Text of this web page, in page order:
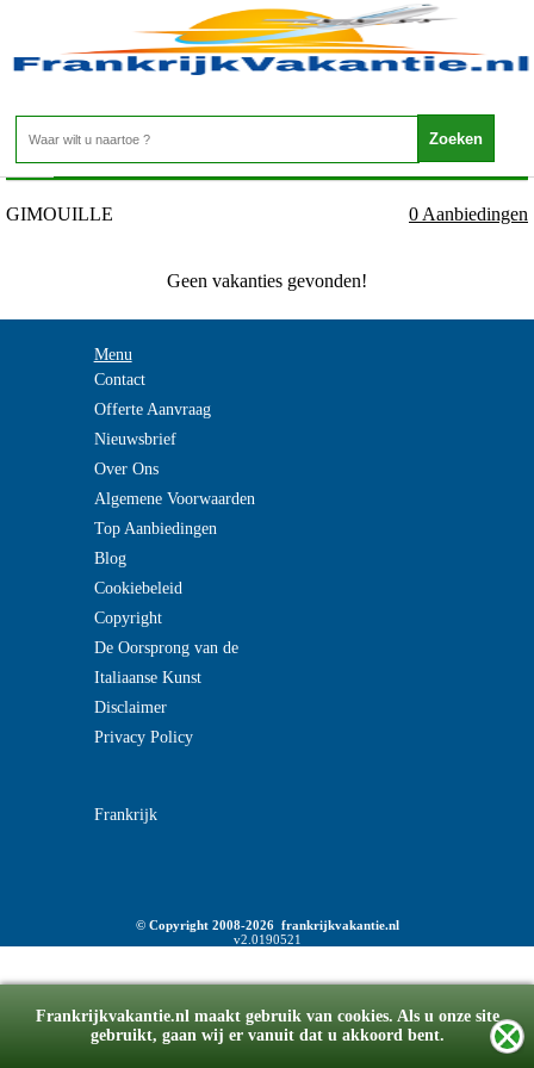
Frankrijkvakantie.nl maakt gebruik van cookies. Als u onze site
gebruikt, gaan wij er vanuit dat u akkoord bent.
Frankrijk - BOURGOGNE - GIMOUILLE
Home>
GIMOUILLE 0 Aanbiedingen
Geen vakanties gevonden!
Menu
Contact
Offerte Aanvraag
Nieuwsbrief
Over Ons
Algemene Voorwaarden
Top Aanbiedingen
Blog
Cookiebeleid
Copyright
De Oorsprong van de
Italiaanse Kunst
Disclaimer
Privacy Policy
Frankrijk
© Copyright 2008-2026 frankrijkvakantie.nl
v2.0190521